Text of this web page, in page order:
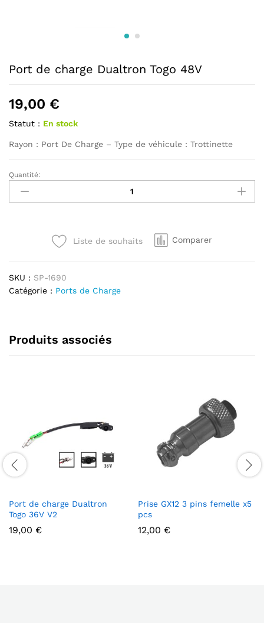
Port de charge Dualtron Togo 48V
19,00 €
Statut : En stock
Rayon : Port De Charge – Type de véhicule : Trottinette
Port
charge
Quantité:
Liste de souhaits Comparer
SKU : SP-1690
Catégorie : Ports de Charge
Produits associés
Port de charge Dualtron
Togo 36V V2
19,00 €
Prise GX12 3 pins femelle x5
pcs
12,00 €